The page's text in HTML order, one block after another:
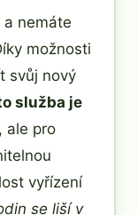
nemáte
možnosti
svůj nový
služba je
, ale pro
vyřízení
se liší v